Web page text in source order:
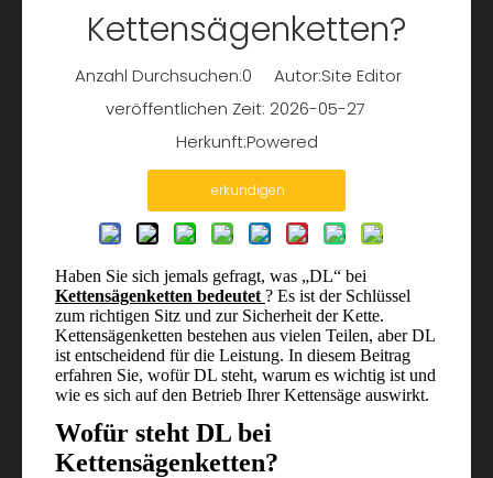
Kettensägenketten?
Anzahl Durchsuchen:0 Autor:Site Editor
veröffentlichen Zeit: 2026-05-27
Herkunft:Powered
erkundigen
Haben Sie sich jemals gefragt, was „DL“ bei
Kettensägenketten bedeutet ? Es ist der Schlüssel
zum richtigen Sitz und zur Sicherheit der Kette.
Kettensägenketten bestehen aus vielen Teilen, aber DL
ist entscheidend für die Leistung. In diesem Beitrag
erfahren Sie, wofür DL steht, warum es wichtig ist und
wie es sich auf den Betrieb Ihrer Kettensäge auswirkt.
Wofür steht DL bei
Kettensägenketten?